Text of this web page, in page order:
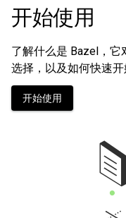
开始使用
了解什么是 Bazel，
选择，以及如何快速开
开始使用